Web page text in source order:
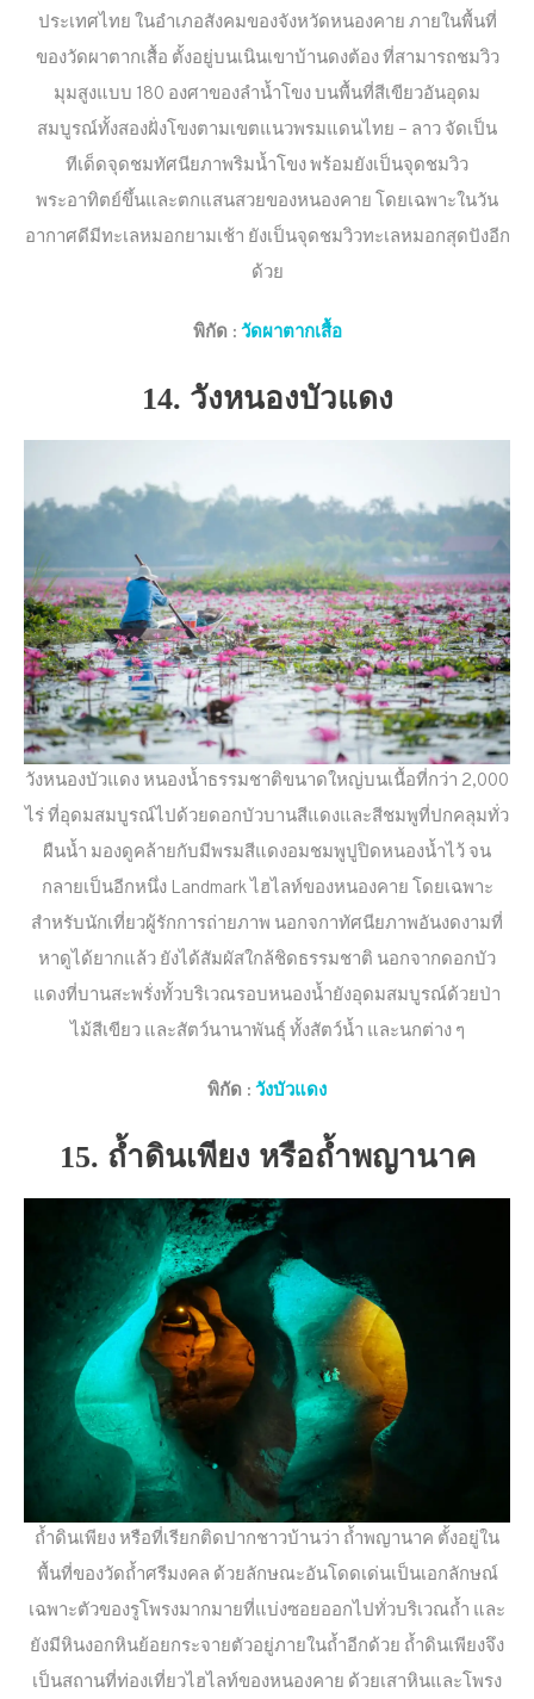
ประเทศไทย ในอำเภอสังคมของจังหวัดหนองคาย ภายในพื้นที่
ของวัดผาตากเสื้อ ตั้งอยู่บนเนินเขาบ้านดงต้อง ที่สามารถชมวิว
มุมสูงแบบ 180 องศาของลำน้ำโขง บนพื้นที่สีเขียวอันอุดม
สมบูรณ์ทั้งสองฝั่งโขงตามเขตแนวพรมแดนไทย – ลาว จัดเป็น
ทีเด็ดจุดชมทัศนียภาพริมน้ำโขง พร้อมยังเป็นจุดชมวิว
พระอาทิตย์ขึ้นและตกแสนสวยของหนองคาย โดยเฉพาะในวัน
อากาศดีมีทะเลหมอกยามเช้า ยังเป็นจุดชมวิวทะเลหมอกสุดปังอีก
ด้วย
พิกัด : วัดผาตากเสื้อ
14. วังหนองบัวแดง
วังหนองบัวแดง หนองน้ำธรรมชาติขนาดใหญ่บนเนื้อที่กว่า 2,000
ไร่ ที่อุดมสมบูรณ์ไปด้วยดอกบัวบานสีแดงและสีชมพูที่ปกคลุมทั่ว
ผืนน้ำ มองดูคล้ายกับมีพรมสีแดงอมชมพูปูปิดหนองน้ำไว้ จน
กลายเป็นอีกหนึ่ง Landmark ไฮไลท์ของหนองคาย โดยเฉพาะ
สำหรับนักเที่ยวผู้รักการถ่ายภาพ นอกจกาทัศนียภาพอันงดงามที่
หาดูได้ยากแล้ว ยังได้สัมผัสใกล้ชิดธรรมชาติ นอกจากดอกบัว
แดงที่บานสะพรั่งทั้วบริเวณรอบหนองน้ำยังอุดมสมบูรณ์ด้วยป่า
ไม้สีเขียว และสัตว์นานาพันธุ์ ทั้งสัตว์น้ำ และนกต่าง ๆ
พิกัด : วังบัวแดง
15. ถ้ำดินเพียง หรือถ้ำพญานาค
ถ้ำดินเพียง หรือที่เรียกติดปากชาวบ้านว่า ถ้ำพญานาค ตั้งอยู่ใน
พื้นที่ของวัดถ้ำศรีมงคล ด้วยลักษณะอันโดดเด่นเป็นเอกลักษณ์
เฉพาะตัวของรูโพรงมากมายที่แบ่งซอยออกไปทั่วบริเวณถ้ำ และ
ยังมีหินงอกหินย้อยกระจายตัวอยู่ภายในถ้ำอีกด้วย ถ้ำดินเพียงจึง
เป็นสถานที่ท่องเที่ยวไฮไลท์ของหนองคาย ด้วยเสาหินและโพรง